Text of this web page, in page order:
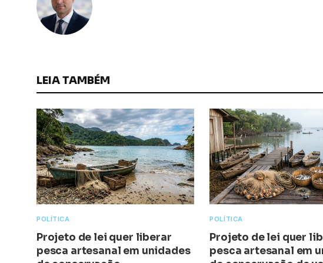
LEIA TAMBÉM
POLÍTICA
Projeto de lei quer liberar
pesca artesanal em unidades
POLÍTICA
Projeto de lei quer
pesca artesanal em